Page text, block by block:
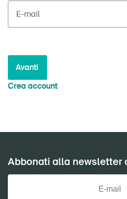
E-mail
Avanti
Crea account
Abbonati alla newsletter